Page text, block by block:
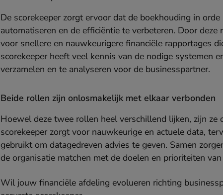
De scorekeeper zorgt ervoor dat de boekhouding in
automatiseren en de efficiëntie te verbeteren. Door
voor snellere en nauwkeurigere financiële rapportages
scorekeeper heeft veel kennis van de nodige systemen
verzamelen en te analyseren voor de businesspartner.
Beide rollen zijn onlosmakelijk met elkaar verbonden
Hoewel deze twee rollen heel verschillend lijken, zijn ze
scorekeeper zorgt voor nauwkeurige en actuele data,
gebruikt om datagedreven advies te geven. Samen
de organisatie matchen met de doelen en prioriteiten
Wil jouw financiële afdeling evolueren richting